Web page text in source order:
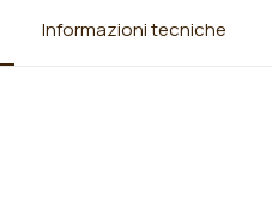
Informazioni tecniche